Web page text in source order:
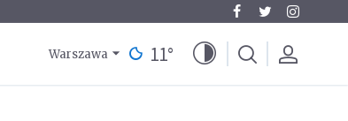
Warszawa 11°